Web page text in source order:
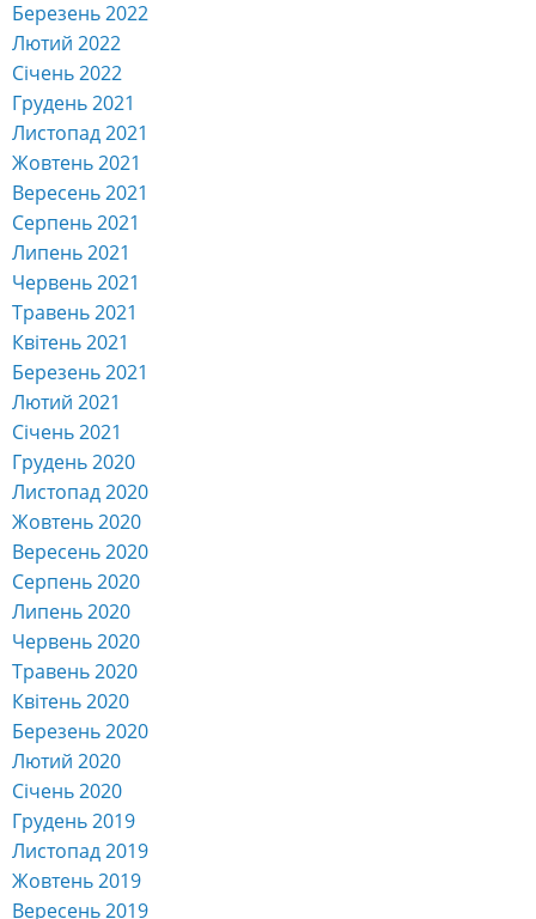
Серпень 2021
Липень 2021
Червень 2021
Травень 2021
Квітень 2021
Березень 2021
Лютий 2021
Січень 2021
Грудень 2020
Листопад 2020
Жовтень 2020
Вересень 2020
Серпень 2020
Липень 2020
Червень 2020
Травень 2020
Квітень 2020
Березень 2020
Лютий 2020
Січень 2020
Грудень 2019
Листопад 2019
Жовтень 2019
Вересень 2019
Серпень 2019
Липень 2019
Червень 2019
Травень 2019
Квітень 2019
Березень 2019
Лютий 2019